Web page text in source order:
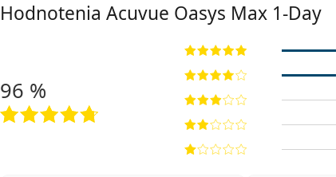
Hodnotenia Acuvue Oasys Max 1-Day
96 %